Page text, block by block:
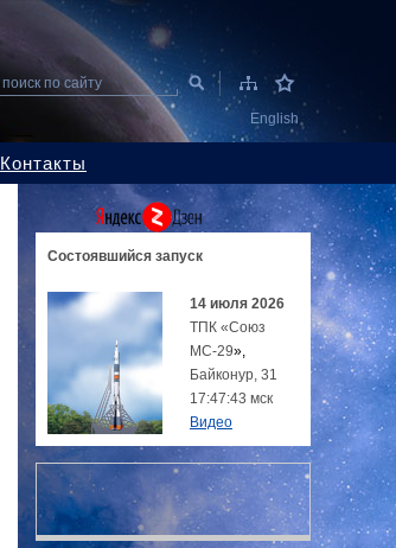
поиск по сайту
English
Контакты
Состоявшийся запуск
14 июля 2026
ТПК «Союз
МС-29»,
Байконур, 31
17:47:43 мск
Видео